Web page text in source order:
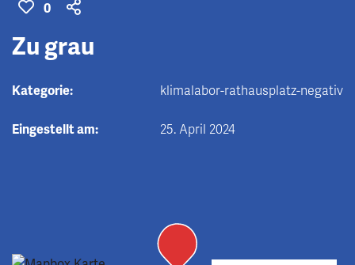
0
Zu grau
Kategorie: klimalabor-rathausplatz-negativ
Eingestellt am: 25. April 2024